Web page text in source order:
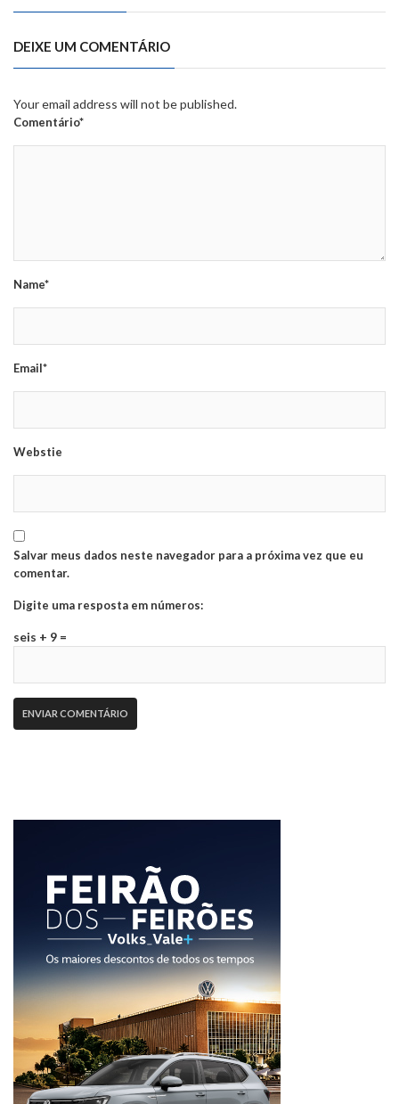
DEIXE UM COMENTÁRIO
Your email address will not be published.
Comentário*
Name*
Email*
Webstie
Salvar meus dados neste navegador para a próxima vez que eu
comentar.
Digite uma resposta em números:
seis + 9 =